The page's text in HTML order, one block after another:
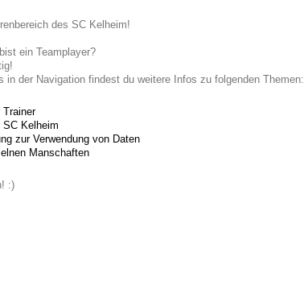
des SC Kelheim!
ein Teamplayer?
in der Navigation findest du weitere Infos zu folgenden Themen:
Trainer
SC Kelheim
zur Verwendung von Daten
Manschaften
:)